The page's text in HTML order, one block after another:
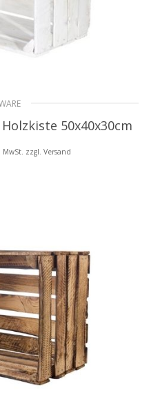
50x40x30cm
MwSt. zzgl. Versand